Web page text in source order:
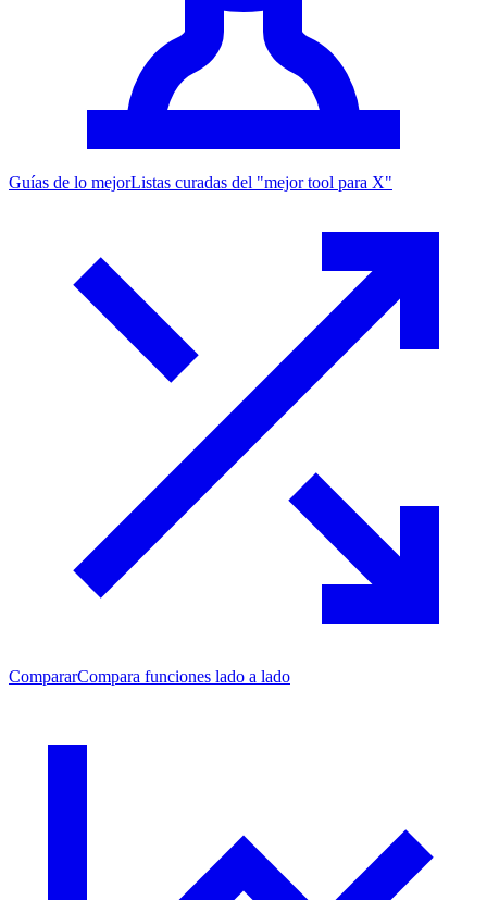
Guías de lo mejorListas curadas del "mejor tool para X"
CompararCompara funciones lado a lado